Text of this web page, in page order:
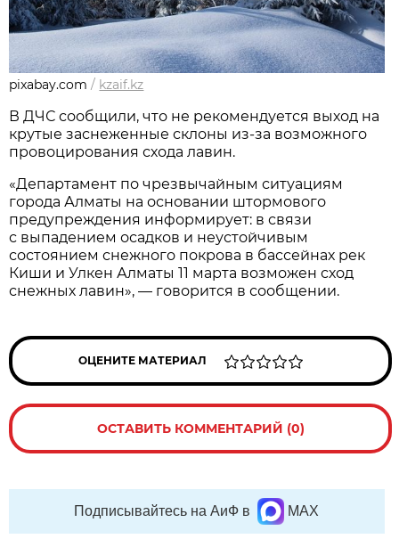
pixabay.com / kzaif.kz
В ДЧС сообщили, что не рекомендуется выход на
крутые заснеженные склоны из-за возможного
провоцирования схода лавин.
«Департамент по чрезвычайным ситуациям
города Алматы на основании штормового
предупреждения информирует: в связи
с выпадением осадков и неустойчивым
состоянием снежного покрова в бассейнах рек
Киши и Улкен Алматы 11 марта возможен сход
снежных лавин», — говорится в сообщении.
ОЦЕНИТЕ МАТЕРИАЛ
ОСТАВИТЬ КОММЕНТАРИЙ (0)
Подписывайтесь на АиФ в MAX